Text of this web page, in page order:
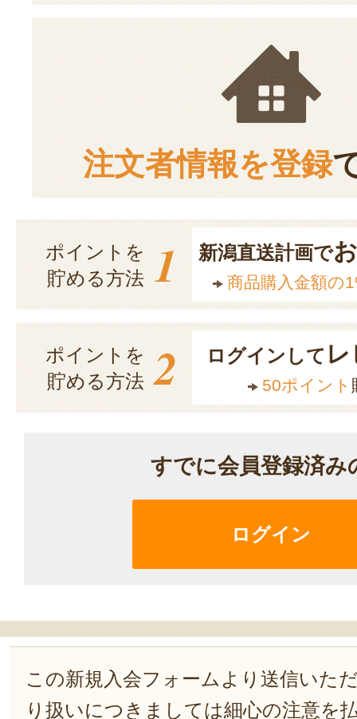
注文者情報を登録
ポイントを
貯める方法 1 新潟直送計画で
商品購入金額の
ポイントを
貯める方法 2 ログインして
50ポイント
すでに会員登録済み
ログイン
この新規入会フォームより送信いた
り扱いにつきましては細心の注意を